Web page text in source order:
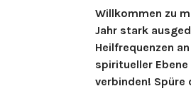
Willkommen zu
Jahr stark
Heilfrequenzen
spiritueller
verbinden! Spüre